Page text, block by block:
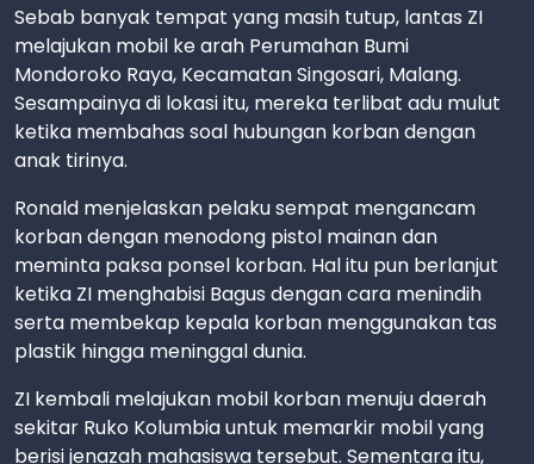
Sebab banyak tempat yang masih tutup, lantas ZI
melajukan mobil ke arah Perumahan Bumi
Mondoroko Raya, Kecamatan Singosari, Malang.
Sesampainya di lokasi itu, mereka terlibat adu mulut
ketika membahas soal hubungan korban dengan
anak tirinya.
Ronald menjelaskan pelaku sempat mengancam
korban dengan menodong pistol mainan dan
meminta paksa ponsel korban. Hal itu pun berlanjut
ketika ZI menghabisi Bagus dengan cara menindih
serta membekap kepala korban menggunakan tas
plastik hingga meninggal dunia.
ZI kembali melajukan mobil korban menuju daerah
sekitar Ruko Kolumbia untuk memarkir mobil yang
berisi jenazah mahasiswa tersebut. Sementara itu,